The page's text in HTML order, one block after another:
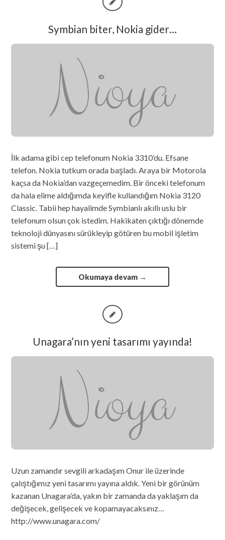
Symbian biter, Nokia gider…
İlk adama gibi cep telefonum Nokia 3310’du. Efsane
telefon. Nokia tutkum orada başladı. Araya bir Motorola
kaçsa da Nokia’dan vazgeçemedim. Bir önceki telefonum
da hala elime aldığımda keyifle kullandığım Nokia 3120
Classic. Tabii hep hayalimde Symbianlı akıllı uslu bir
telefonum olsun çok istedim. Hakikaten çıktığı dönemde
teknoloji dünyasını sürükleyip götüren bu mobil işletim
sistemi şu […]
Okumaya devam →
Unagara’nın yeni tasarımı yayında!
Uzun zamandır sevgili arkadaşım Onur ile üzerinde
çalıştığımız yeni tasarımı yayına aldık. Yeni bir görünüm
kazanan Unagara’da, yakın bir zamanda da yaklaşım da
değişecek, gelişecek ve kopamayacaksınız…
http://www.unagara.com/